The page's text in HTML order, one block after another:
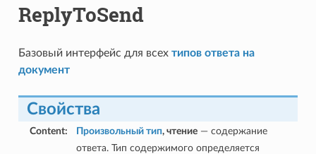
ReplyToSend
Базовый интерфейс для всех типов ответа на
документ
Свойства
Content: Произвольный тип, чтение— содержание
ответа. Тип содержимого определяется